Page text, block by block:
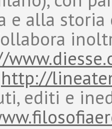
e alla
http://
editi e